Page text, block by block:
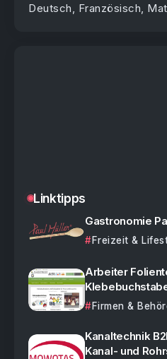
Deutsch, Französisch,
Linktipps
Gastronomie
Freizeit &
Arbeiter
Firmen &
Kanaltechnik
Kanal- und